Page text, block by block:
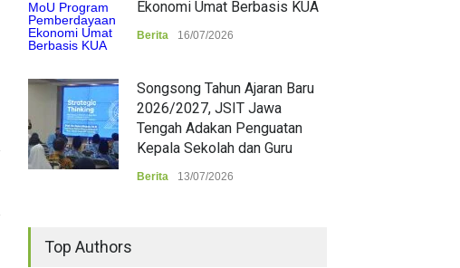
Ekonomi Umat Berbasis KUA
Berita 16/07/2026
Songsong Tahun Ajaran Baru
2026/2027, JSIT Jawa
Tengah Adakan Penguatan
Kepala Sekolah dan Guru
Berita 13/07/2026
Top Authors